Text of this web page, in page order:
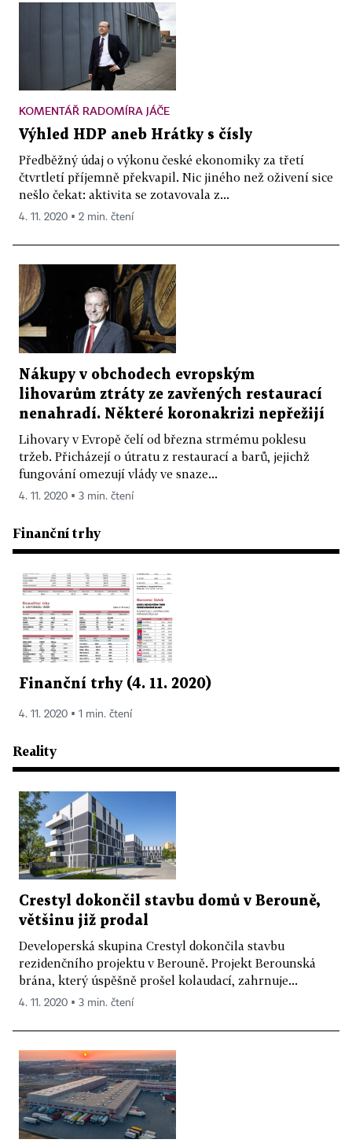
KOMENTÁŘ RADOMÍRA JÁČE
Výhled HDP aneb Hrátky s čísly
Předběžný údaj o výkonu české ekonomiky za třetí
čtvrtletí příjemně překvapil. Nic jiného než oživení sice
nešlo čekat: aktivita se zotavovala z...
4. 11. 2020 ▪ 2 min. čtení
Nákupy v obchodech evropským
lihovarům ztráty ze zavřených restaurací
nenahradí. Některé koronakrizi nepřežijí
Lihovary v Evropě čelí od března strmému poklesu
tržeb. Přicházejí o útratu z restaurací a barů, jejichž
fungování omezují vlády ve snaze...
4. 11. 2020 ▪ 3 min. čtení
Finanční trhy
Finanční trhy (4. 11. 2020)
4. 11. 2020 ▪ 1 min. čtení
Reality
Crestyl dokončil stavbu domů v Berouně,
většinu již prodal
Developerská skupina Crestyl dokončila stavbu
rezidenčního projektu v Berouně. Projekt Berounská
brána, který úspěšně prošel kolaudací, zahrnuje...
4. 11. 2020 ▪ 3 min. čtení